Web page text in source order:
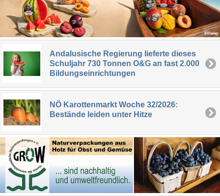
Andalusische Regierung lieferte dieses
Schuljahr 730 Tonnen O&G an fast 2.000
Bildungseinrichtungen
NÖ Karottenmarkt Woche 32/2026:
Bestände leiden unter Hitze